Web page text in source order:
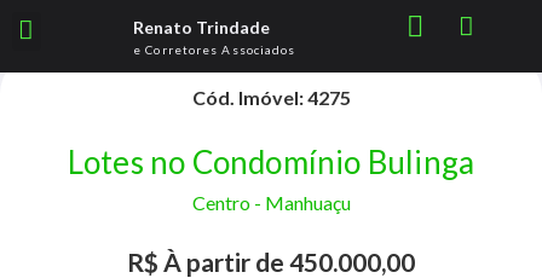
Renato Trindade
e Corretores Associados
Menu Imóveis
Cód. Imóvel: 4275
Lotes no Condomínio Bulinga
Centro - Manhuaçu
R$ À partir de 450.000,00